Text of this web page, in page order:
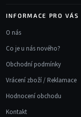
INFORMACE PRO VÁS
O nás
Co je u nás nového?
Obchodní podmínky
Vrácení zboží / Reklamace
Hodnocení obchodu
Kontakt